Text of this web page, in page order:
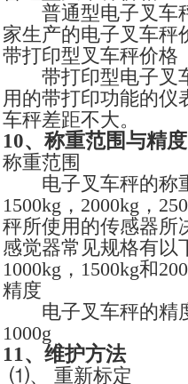
普通型电子叉车
家生产的电子叉车秤
带打印型叉车秤价格
带打印型电子叉
用的带打印功能的仪
车秤差距不大。
10、称重范围与精
称重范围
电子叉车秤的称重
1500kg，2000kg，
秤所使用的传感器所
感觉器常见规格有以
1000kg，1500kg和
精度
电子叉车秤的精度
1000g
11、维护方法
⑴、 重新标定